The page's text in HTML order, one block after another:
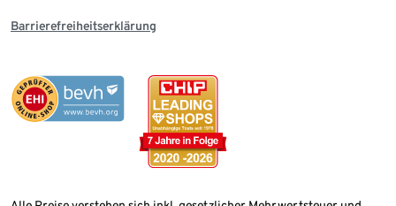
Barrierefreiheitserklärung